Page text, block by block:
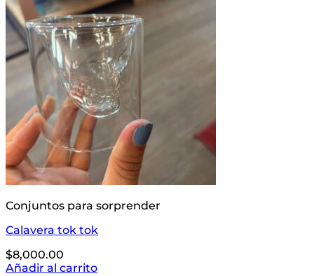
Conjuntos para sorprender
Calavera tok tok
$8,000.00
Añadir al carrito